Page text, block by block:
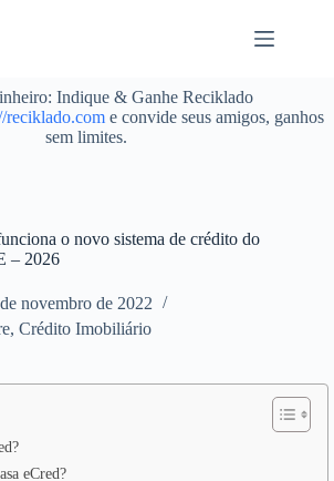
Indique & Ganhe Reciklado
reciklado.come convide seus amigos, ganhos
sem limites.
o novo sistema de crédito do
– 2026
novembro de 2022
, Crédito Imobiliário
eCred?